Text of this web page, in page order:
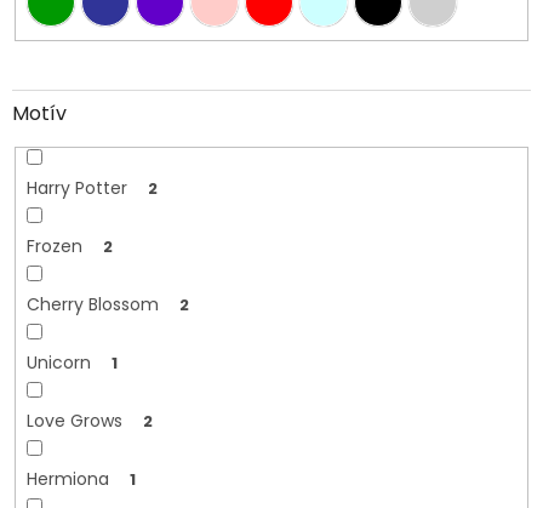
Motív
Harry Potter 2
Frozen 2
Cherry Blossom 2
Unicorn 1
Love Grows 2
Hermiona 1